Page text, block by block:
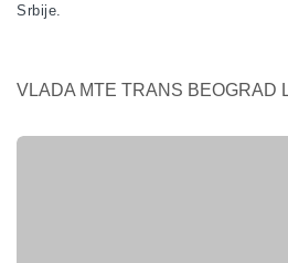
Srbije.
VLADA MTE TRANS BEOGRAD